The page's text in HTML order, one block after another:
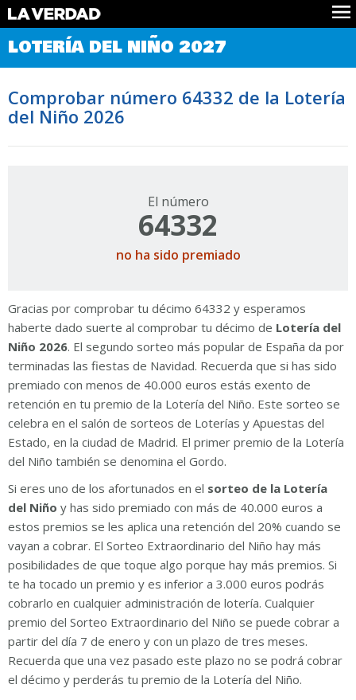
Comprobar Loteria del Niño
Premios
Noticias
Datos
Historia
LOTERÍA DEL NIÑO 2027
Comprobar número 64332 de la Lotería
del Niño 2026
El número
64332
no ha sido premiado
Gracias por comprobar tu décimo 64332 y esperamos
haberte dado suerte al comprobar tu décimo de Lotería del
Niño 2026. El segundo sorteo más popular de España da por
terminadas las fiestas de Navidad. Recuerda que si has sido
premiado con menos de 40.000 euros estás exento de
retención en tu premio de la Lotería del Niño. Este sorteo se
celebra en el salón de sorteos de Loterías y Apuestas del
Estado, en la ciudad de Madrid. El primer premio de la Lotería
del Niño también se denomina el Gordo.
Si eres uno de los afortunados en el sorteo de la Lotería
del Niño y has sido premiado con más de 40.000 euros a
estos premios se les aplica una retención del 20% cuando se
vayan a cobrar. El Sorteo Extraordinario del Niño hay más
posibilidades de que toque algo porque hay más premios. Si
te ha tocado un premio y es inferior a 3.000 euros podrás
cobrarlo en cualquier administración de lotería. Cualquier
premio del Sorteo Extraordinario del Niño se puede cobrar a
partir del día 7 de enero y con un plazo de tres meses.
Recuerda que una vez pasado este plazo no se podrá cobrar
el décimo y perderás tu premio de la Lotería del Niño.